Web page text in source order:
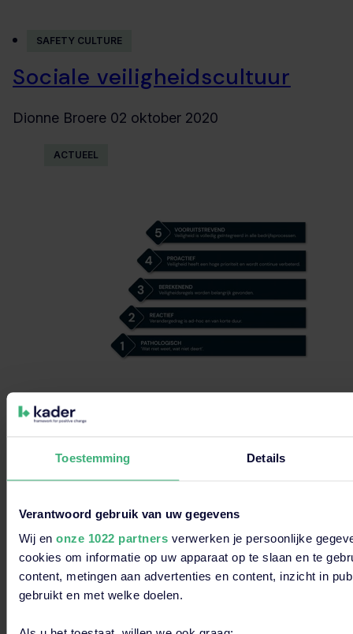
Toestemming Details
Verantwoord gebruik van uw gegevens
Wij en onze 1022 partnersverwerken je persoonlijke
cookies om informatie op uw apparaat op te slaan en te
content, metingen aan advertenties en content, inzicht in
gebruikt en met welke doelen.
SAFETY CULTURE
Sociale veiligheidscultuur
Dionne Broere 02 oktober 2020
ACTUEEL
HSE MANAGEMENT
certificeringsnorm voor bewust
veilig werken
Dionne Broere 01 september 2021